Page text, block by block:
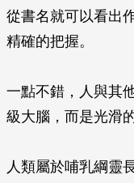
從書名就可以看出
精確的把握。
一點不錯，人與其
級大腦，而是光滑
人類屬於哺乳綱靈